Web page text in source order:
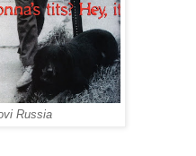
Russia